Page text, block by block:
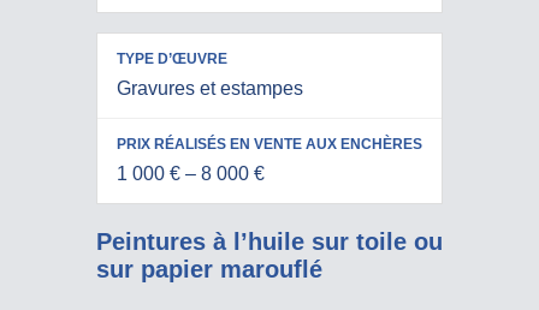
Gravures et estampes
1 000 € – 8 000 €
Peintures à l’huile sur toile ou
sur papier marouflé